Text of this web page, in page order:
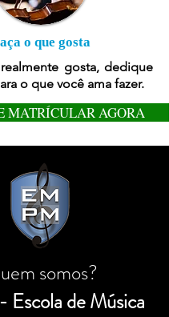
o que gosta
gosta, dedique
o que você ama fazer.
MATRÍCULAR AGORA
somos?
de Música